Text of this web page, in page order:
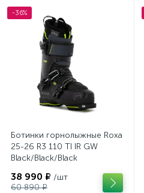
-36%
Ботинки горнолыжные Roxa
25-26 R3 110 TI IR GW
Black/Black/Black
38 990 ₽ /шт
60 890 ₽